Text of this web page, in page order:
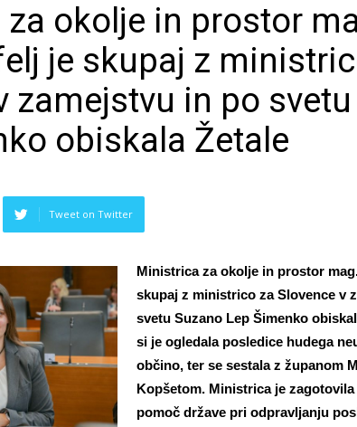
okolje in prostor
je skupaj z
zamejstvu in po
obiskala Žetale
Tweet on Twitter
Ministrica za okolje in prostor
skupaj z ministrico za Slovence v
svetu Suzano Lep Šimenko
si je ogledala posledice hudega
občino, ter se sestala z županom
Kopšetom. Ministrica je
pomoč države pri odpravljanju